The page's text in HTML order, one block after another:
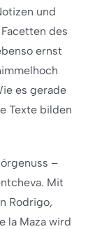
und
des
ernst
es gerade
Texte bilden
–
Mit
Rodrigo,
la Maza wird